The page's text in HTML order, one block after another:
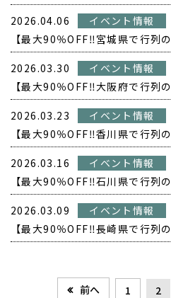
2026.04.06
イベント情報
2026.03.30
イベント情報
2026.03.23
イベント情報
2026.03.16
イベント情報
2026.03.09
イベント情報
前へ 1 2